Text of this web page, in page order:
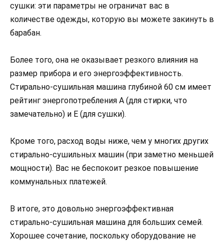
сушки: эти параметры не ограничат вас в
количестве одежды, которую вы можете закинуть в
барабан.
Более того, она не оказывает резкого влияния на
размер прибора и его энергоэффективность.
Стирально-сушильная машина глубиной 60 см имеет
рейтинг энергопотребления A (для стирки, что
замечательно) и E (для сушки).
Кроме того, расход воды ниже, чем у многих других
стирально-сушильных машин (при заметно меньшей
мощности). Вас не беспокоит резкое повышение
коммунальных платежей.
В итоге, это довольно энергоэффективная
стирально-сушильная машина для больших семей.
Хорошее сочетание, поскольку оборудование не